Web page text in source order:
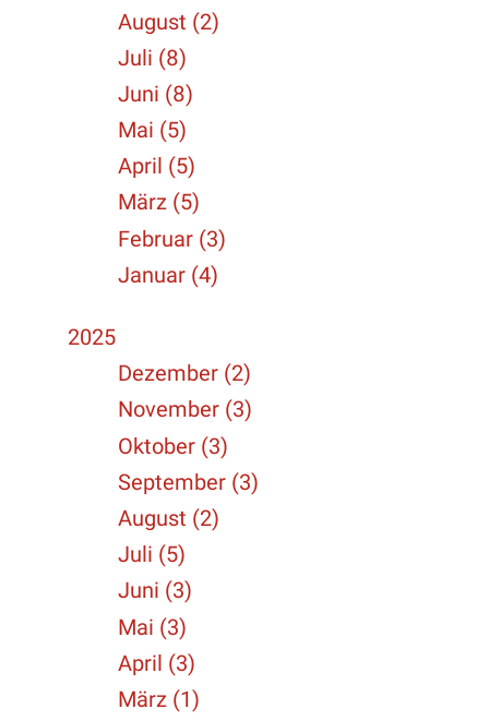
August (2)
Juli (8)
Juni (8)
Mai (5)
April (5)
März (5)
Februar (3)
Januar (4)
2025
Dezember (2)
November (3)
Oktober (3)
September (3)
August (2)
Juli (5)
Juni (3)
Mai (3)
April (3)
März (1)